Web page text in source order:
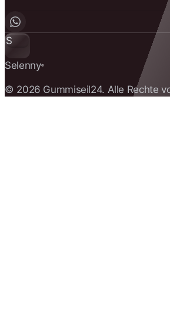
S
Selenny®
© 2026 Gummiseil24. Alle Rechte